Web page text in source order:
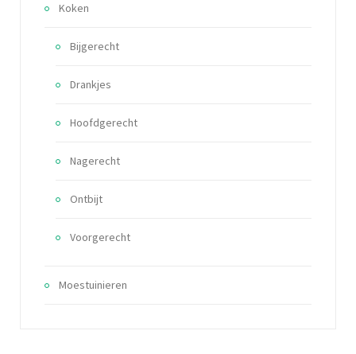
Koken
Bijgerecht
Drankjes
Hoofdgerecht
Nagerecht
Ontbijt
Voorgerecht
Moestuinieren